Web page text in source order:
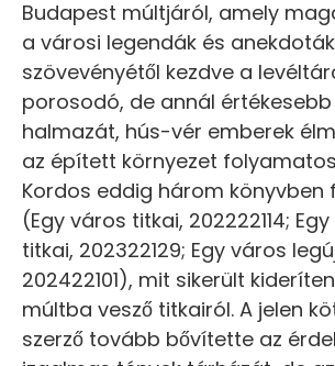
Budapest múltjáról, amely
a városi legendák és anekdoták
szövevényétől kezdve a
porosodó, de annál
halmazát, hús-vér emberek
az épített környezet
Kordos eddig három könyvben
(Egy város titkai, 202222114;
titkai, 202322129; Egy város
202422101), mit sikerült
múltba vesző titkairól. A jelen
szerző tovább bővítette az